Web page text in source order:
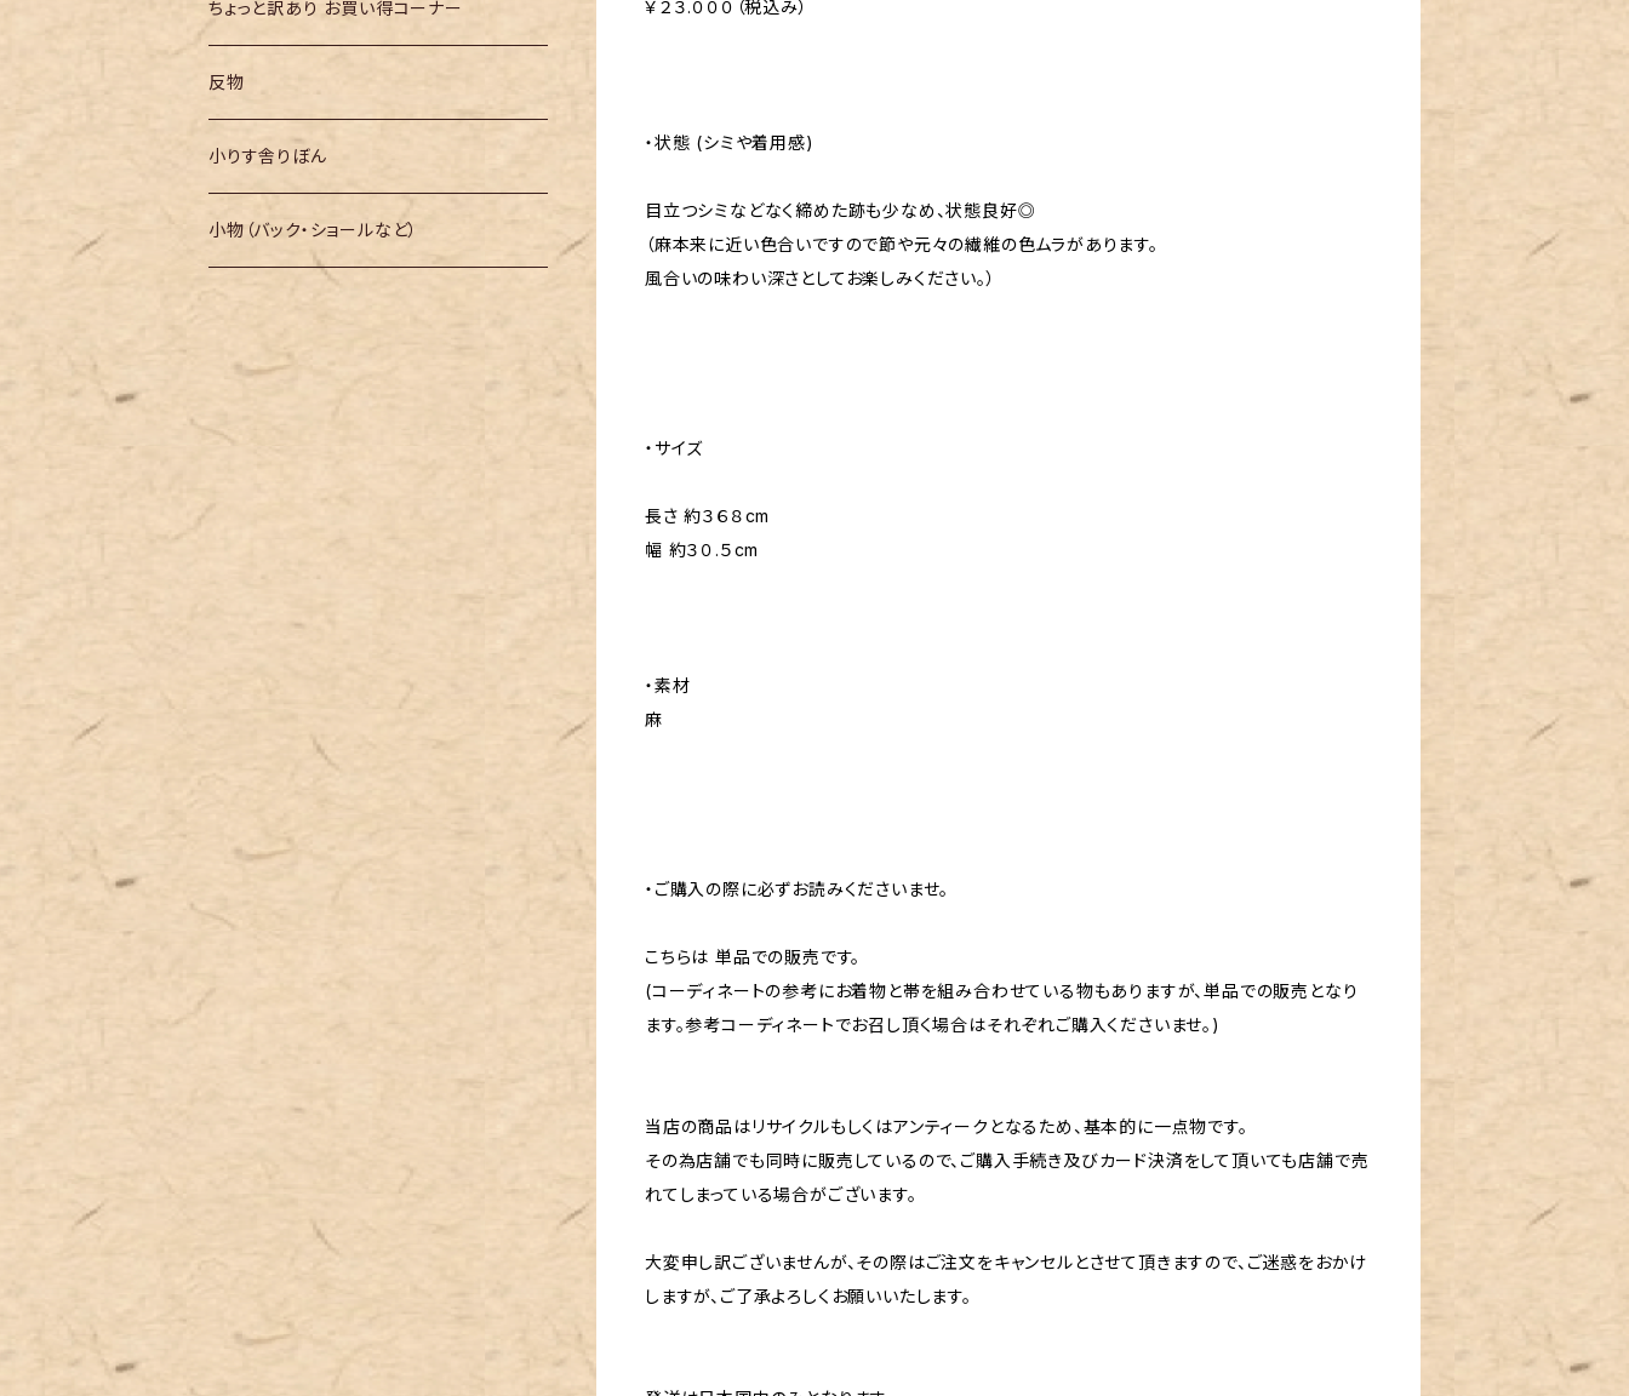
￥２３.０００（税込み）
・状態 (シミや着用感)
目立つシミなどなく締めた跡も少なめ、状態良好◎
（麻本来に近い色合いですので節や元々の繊維の色ムラがあります。
風合いの味わい深さとしてお楽しみください。）
・サイズ
長さ 約３６８cm
幅 約３０.５cm
・素材
麻
・ご購入の際に必ずお読みくださいませ。
こちらは 単品での販売です。
(コーディネートの参考にお着物と帯を組み合わせている物もありますが、単品での販売となり
ます。参考コーディネートでお召し頂く場合はそれぞれご購入くださいませ。)
当店の商品はリサイクルもしくはアンティークとなるため、基本的に一点物です。
その為店舗でも同時に販売しているので、ご購入手続き及びカード決済をして頂いても店舗で売
れてしまっている場合がございます。
大変申し訳ございませんが、その際はご注文をキャンセルとさせて頂きますので、ご迷惑をおかけ
しますが、ご了承よろしくお願いいたします。
ちょっと訳あり お買い得コーナー
反物
小りす舎りぼん
小物（バック・ショールなど）